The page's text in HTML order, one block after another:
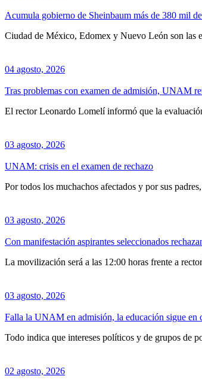
Acumula gobierno de Sheinbaum más de 380 mil
Ciudad de México, Edomex y Nuevo León son las
04 agosto, 2026
Tras problemas con examen de admisión, UNAM
El rector Leonardo Lomelí informó que la
03 agosto, 2026
UNAM: crisis en el examen de rechazo
Por todos los muchachos afectados y por sus
03 agosto, 2026
Con manifestación aspirantes seleccionados
La movilización será a las 12:00 horas frente a
03 agosto, 2026
Falla la UNAM en admisión, la educación sigue en
Todo indica que intereses políticos y de grupos de
02 agosto, 2026